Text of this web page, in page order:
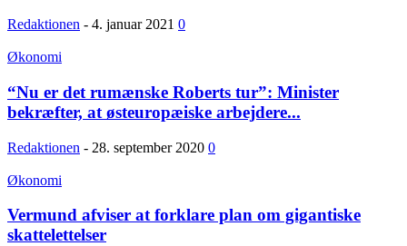
Redaktionen - 4. januar 2021 0
Økonomi
“Nu er det rumænske Roberts tur”: Minister
bekræfter, at østeuropæiske arbejdere...
Redaktionen - 28. september 2020 0
Økonomi
Vermund afviser at forklare plan om gigantiske
skattelettelser